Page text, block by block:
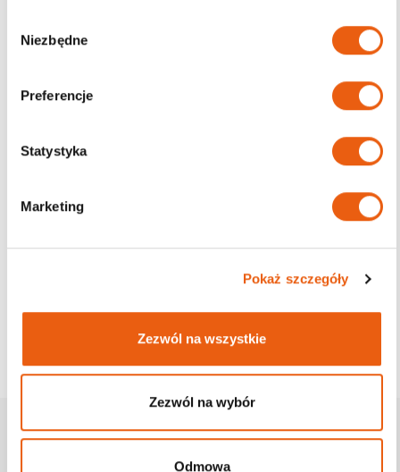
Niezbędne
Preferencje
Statystyka
Marketing
Pokaż szczegóły
Zezwól na wszystkie
Zezwól na wybór
Odmowa
Zapisz Się Na Newsletter
Bądź na bieżąco z naszymi wszystkimi nowościami i promocjami.